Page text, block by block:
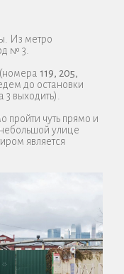
Из метро
№ 3.
119, 205,
до остановки
3 выходить).
пройти чуть прямо и
улице
является